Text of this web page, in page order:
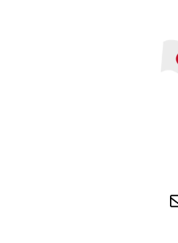
contact par email